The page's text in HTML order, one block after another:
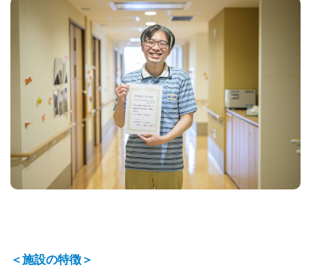
＜施設の特徴＞